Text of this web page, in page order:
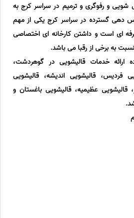
شویی و رفوگری و ترمیم در سراسر کرج به
دهی گسترده در سراسر کرج یکی از مهم
ای است و داشتن کارخانه ای اختصاصی
به برخی از رقبا می باشد.
ارائه خدمات قالیشویی در گوهردشت،
فردیس، قالیشویی اندیشه، قالیشویی
قالیشویی عظیمیه، قالیشویی باغستان و